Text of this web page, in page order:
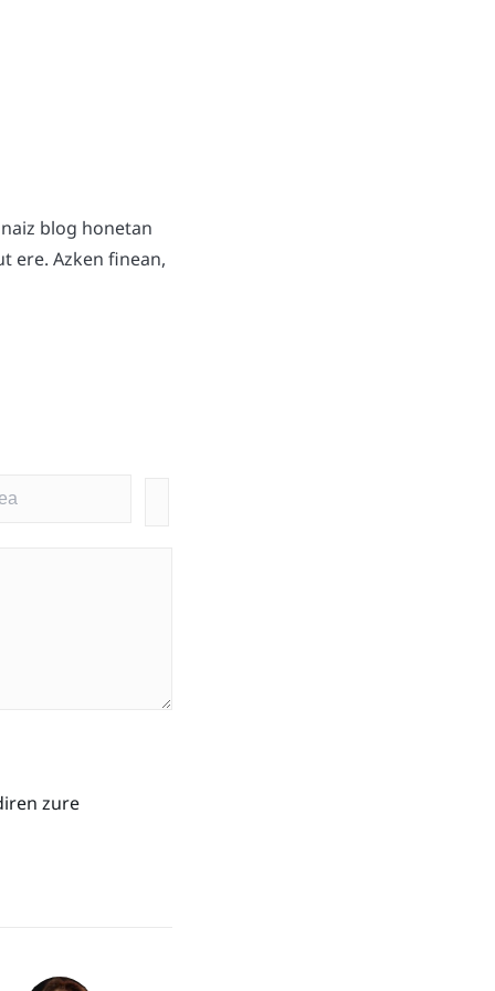
blog honetan
ere. Azken finean,
zure